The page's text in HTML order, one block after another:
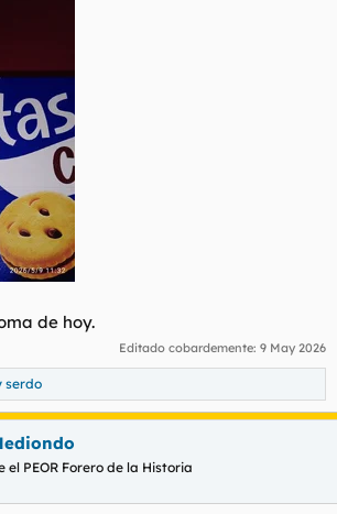
de hoy.
Editado cobardemente: 9 May 2026
serdo
el PEOR Forero de la Historia